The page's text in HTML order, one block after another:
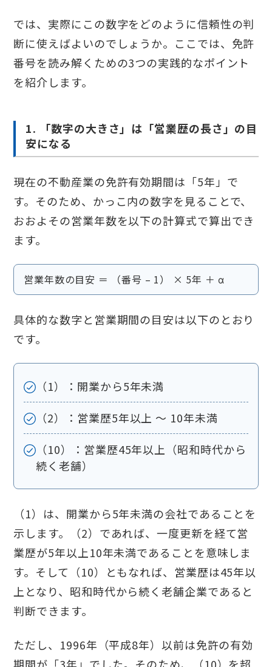
では、実際にこの数字をどのように信頼性の判
断に使えばよいのでしょうか。ここでは、免許
番号を読み解くための3つの実践的なポイント
を紹介します。
1. 「数字の大きさ」は「営業歴の長さ」の目
安になる
現在の不動産業の免許有効期間は「5年」で
す。そのため、かっこ内の数字を見ることで、
おおよその営業年数を以下の計算式で算出でき
ます。
営業年数の目安 ＝ （番号 – 1） × 5年 ＋ α
具体的な数字と営業期間の目安は以下のとおり
です。
（1）：開業から5年未満
（2）：営業歴5年以上 〜 10年未満
（10）：営業歴45年以上（昭和時代から
続く老舗）
（1）は、開業から5年未満の会社であることを
示します。（2）であれば、一度更新を経て営
業歴が5年以上10年未満であることを意味しま
す。そして（10）ともなれば、営業歴は45年以
上となり、昭和時代から続く老舗企業であると
判断できます。
ただし、1996年（平成8年）以前は免許の有効
期間が「3年」でした。そのため、（10）を超